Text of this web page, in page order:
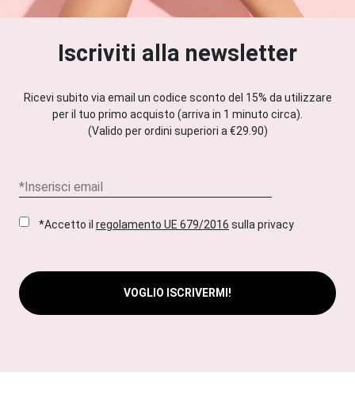
Iscriviti alla newsletter
Ricevi subito via email un codice sconto del 15% da utilizzare
per il tuo primo acquisto (arriva in 1 minuto circa).
(Valido per ordini superiori a €29.90)
*Accetto il regolamento UE 679/2016 sulla privacy
VOGLIO ISCRIVERMI!